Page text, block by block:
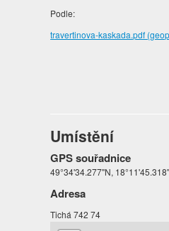
Podle:
travertinova-kaskada.pdf
Umístění
GPS souřadnice
49°34'34.277"N,
Adresa
Tichá 742 74